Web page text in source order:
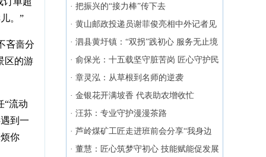
。”
吝啬分
区的游
“流动
到一
你
· 把振兴的“接力棒”传下去
· 黄山邮政投递员谢菲俊亮相中外记者见
面会
· 泗县黄圩镇：“双拐”践初心 服务无止境
· 俞保光：十五载坚守脏苦岗 匠心守护民
生暖
· 章灵泓：从草根到名师的逆袭
· 金银花开满坡香 代表助农增收忙
· 汪荪：专业守护漫漫茶路
· 芦岭煤矿工匠走进班前会分享“我身边
的精彩”
· 董慧：匠心筑梦守初心 技能赋能促发展